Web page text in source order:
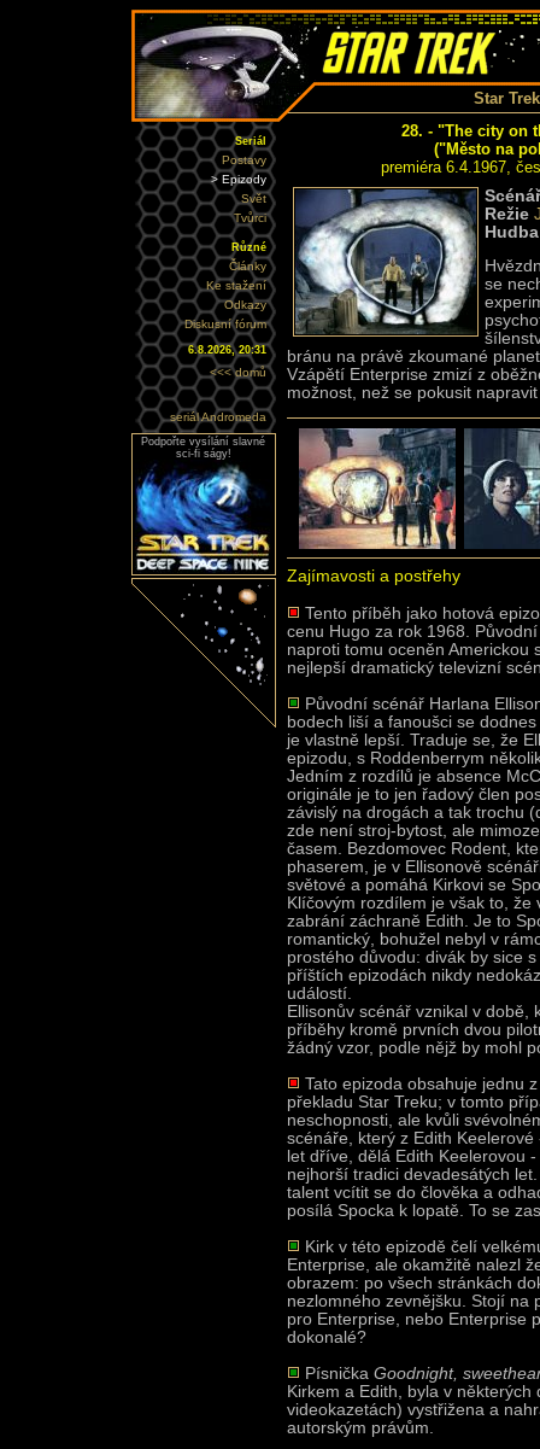
Star Trek
Seriál
Postavy
> Epizody
Svět
Tvůrci
Různé
Články
Ke stažení
Odkazy
Diskusní fórum
6.8.2026, 20:31
<<< domů
seriál Andromeda
Podpořte vysílání slavné
sci-fi ságy!
28. - "The city on
("Město na
premiéra 6.4.1967,
Scénář
Režie
Hudba
se
bránu na právě zkoumané
Vzápětí Enterprise zmizí z
možnost, než se pokusit napravit
Zajímavosti a postřehy
Tento příběh jako hotová
cenu Hugo za rok 1968.
naproti tomu oceněn Americkou
nejlepší dramatický televizní
Původní scénář Harlana
bodech liší a fanoušci se
je vlastně lepší. Traduje se, že
epizodu, s Roddenberrym
Jedním z rozdílů je absence
originále je to jen řadový člen
závislý na drogách a tak trochu
zde není stroj-bytost, ale
časem. Bezdomovec Rodent,
phaserem, je v Ellisonově
světové a pomáhá Kirkovi se
Klíčovým rozdílem je však to, že
zabrání záchraně Edith. Je to
romantický, bohužel nebyl v
prostého důvodu: divák by sice
příštích epizodách nikdy
událostí.
Ellisonův scénář vznikal v době,
příběhy kromě prvních dvou
žádný vzor, podle nějž by mohl
Tato epizoda obsahuje jednu
překladu Star Treku; v tomto
neschopnosti, ale kvůli
scénáře, který z Edith
let dříve, dělá Edith Keelerovou
nejhorší tradici devadesátých
talent vcítit se do člověka a
posílá Spocka k lopatě. To se
Kirk v této epizodě čelí
Enterprise, ale okamžitě nalezl
obrazem: po všech stránkách
nezlomného zevnějšku. Stojí na
pro Enterprise, nebo Enterprise
dokonalé?
Písnička Goodnight,
Kirkem a Edith, byla v
videokazetách) vystřižena a
autorským právům.